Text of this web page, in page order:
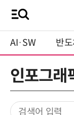
AI·SW 반도
인포그래